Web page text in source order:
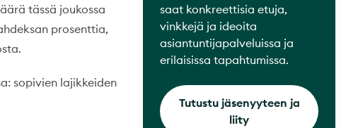
tässä joukossa
prosenttia,
sopivien lajikkeiden
saat konkreettisia etuja,
vinkkejä ja ideoita
asiantuntijapalveluissa ja
erilaisissa tapahtumissa.
Tutustu jäsenyyteen ja
liity